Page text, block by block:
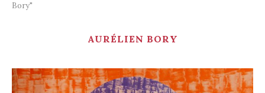
Bory"
AURÉLIEN BORY